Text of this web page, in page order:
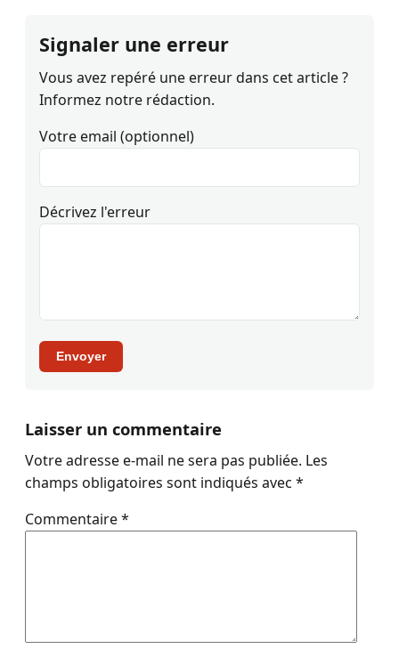
Signaler une erreur
Vous avez repéré une erreur dans cet article ?
Informez notre rédaction.
Votre email (optionnel)
Décrivez l'erreur
Envoyer
Laisser un commentaire
Votre adresse e-mail ne sera pas publiée. Les
champs obligatoires sont indiqués avec *
Commentaire*